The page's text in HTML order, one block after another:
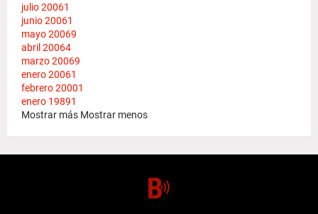
julio 20061
junio 20061
mayo 20069
abril 20064
marzo 20069
enero 20061
febrero 20001
enero 19891
Mostrar más Mostrar menos